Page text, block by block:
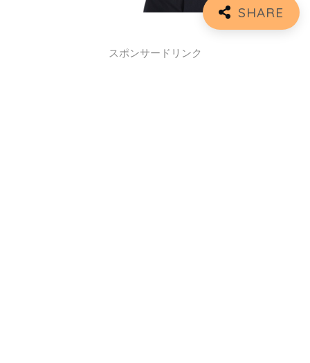
スポンサードリンク